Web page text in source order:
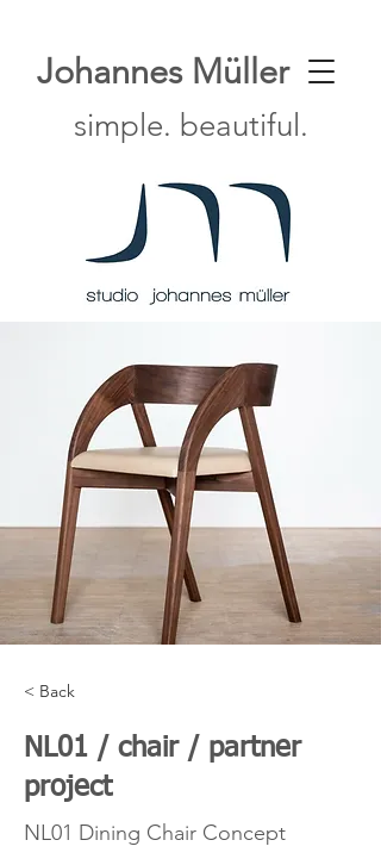
simple. beautiful.
Johannes Müller
< Back
NL01 / chair / partner
project
NL01 Dining Chair Concept